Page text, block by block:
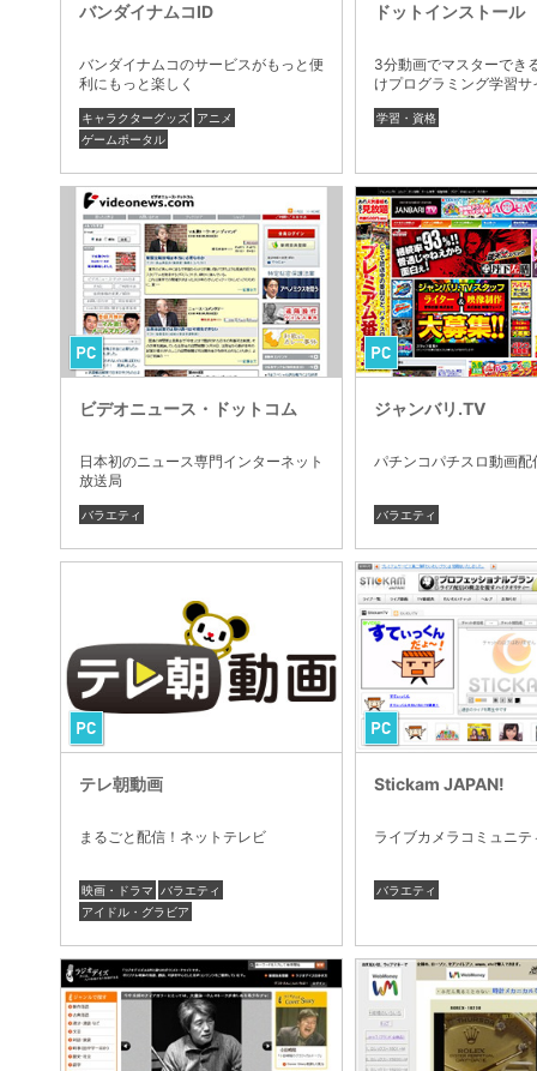
バンダイナムコID
バンダイナムコのサービスがもっと便
利にもっと楽しく
キャラクターグッズ アニメ
ゲームポータル
ドットインストール
3分動画でマスターでき
けプログラミング学習サ
学習・資格
ビデオニュース・ドットコム
日本初のニュース専門インターネット
放送局
バラエティ
ジャンバリ.TV
パチンコパチスロ動画配
バラエティ
テレ朝動画
まるごと配信！ネットテレビ
映画・ドラマ
バラエティ
アイドル・グラビア
Stickam JAPAN!
ライブカメラコミュニテ
バラエティ